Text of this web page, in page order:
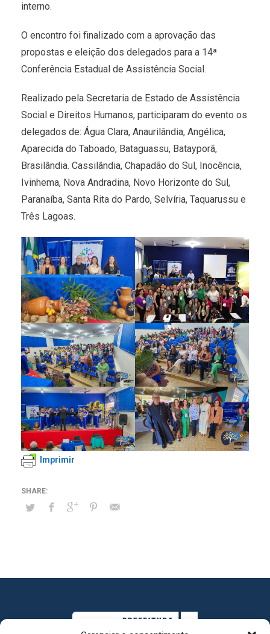
interno.
O encontro foi finalizado com a aprovação das
propostas e eleição dos delegados para a 14ª
Conferência Estadual de Assistência Social.
Realizado pela Secretaria de Estado de Assistência
Social e Direitos Humanos, participaram do evento os
delegados de: Água Clara, Anaurilândia, Angélica,
Aparecida do Taboado, Bataguassu, Batayporã,
Brasilândia. Cassilândia, Chapadão do Sul, Inocência,
Ivinhema, Nova Andradina, Novo Horizonte do Sul,
Paranaíba, Santa Rita do Pardo, Selvíria, Taquarussu e
Três Lagoas.
Imprimir